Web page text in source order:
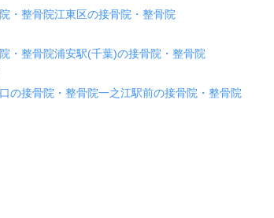
・整骨院江東区の接骨院・整骨院
・整骨院浦安駅(千葉)の接骨院・整骨院
の接骨院・整骨院一之江駅前の接骨院・整骨院